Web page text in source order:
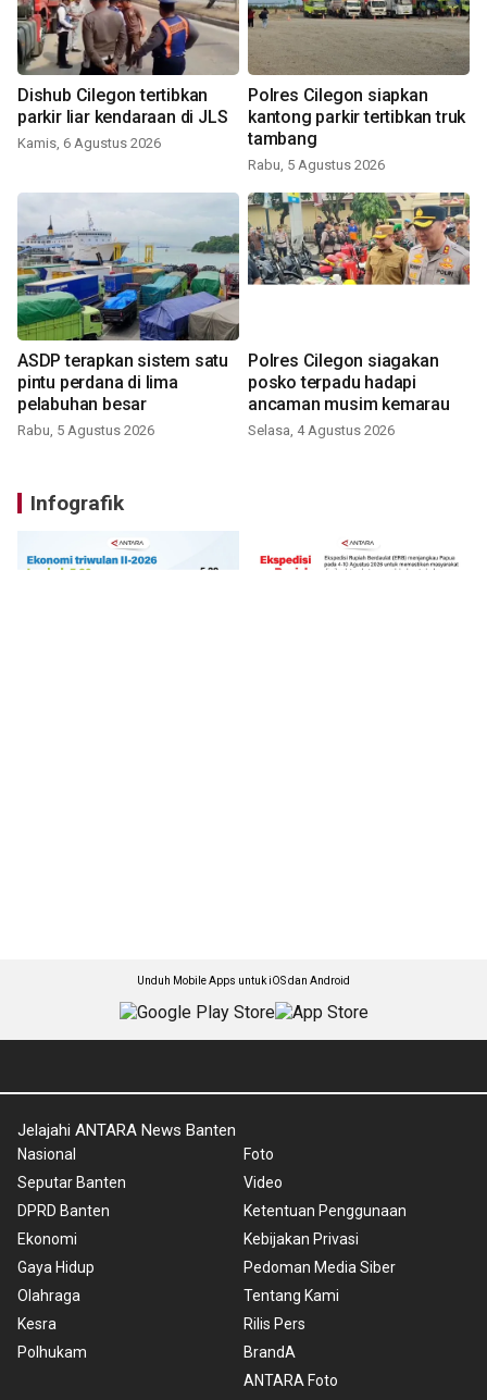
Dishub Cilegon tertibkan
parkir liar kendaraan di JLS
Kamis, 6 Agustus 2026
Polres Cilegon siapkan
kantong parkir tertibkan truk
tambang
Rabu, 5 Agustus 2026
ASDP terapkan sistem satu
pintu perdana di lima
pelabuhan besar
Rabu, 5 Agustus 2026
Polres Cilegon siagakan
posko terpadu hadapi
ancaman musim kemarau
Selasa, 4 Agustus 2026
Infografik
Unduh Mobile Apps untuk iOS dan Android
Jelajahi ANTARA News Banten
Nasional
Seputar Banten
DPRD Banten
Ekonomi
Gaya Hidup
Olahraga
Kesra
Polhukam
Foto
Video
Ketentuan Penggunaan
Kebijakan Privasi
Pedoman Media Siber
Tentang Kami
Rilis Pers
BrandA
ANTARA Foto